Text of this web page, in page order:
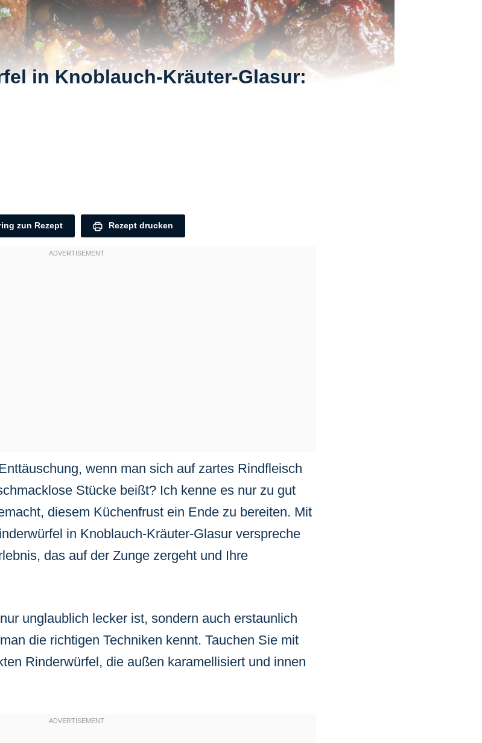
in Knoblauch-Kräuter-Glasur:
zun Rezept Rezept drucken
wenn man sich auf zartes Rindfleisch
Stücke beißt? Ich kenne es nur zu gut
diesem Küchenfrust ein Ende zu bereiten. Mit
in Knoblauch-Kräuter-Glasur verspreche
das auf der Zunge zergeht und Ihre
unglaublich lecker ist, sondern auch erstaunlich
die richtigen Techniken kennt. Tauchen Sie mit
Rinderwürfel, die außen karamellisiert und innen